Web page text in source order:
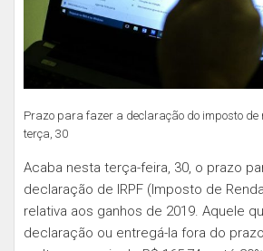
Prazo para fazer a declaração do imposto de
terça, 30
Acaba nesta terça-feira, 30, o prazo
declaração de IRPF (Imposto de
relativa aos ganhos de 2019. Aquele
declaração ou entregá-la fora do